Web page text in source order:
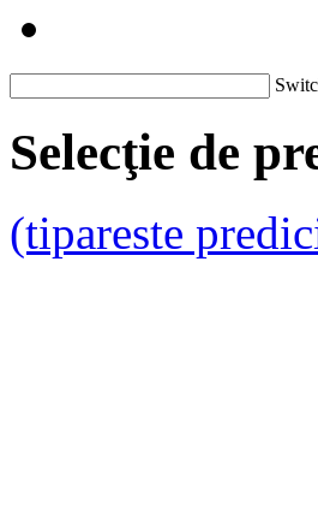
Selecţie de
(tipareste